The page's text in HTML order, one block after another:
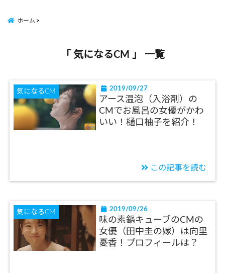
ホーム
「 気になるCM 」 一覧
気になるCM 2019/09/27
アース温泡（入浴剤）の
CMでお風呂の女優がかわ
いい！樋口柚子を紹介！
この記事を読む
気になるCM 2019/09/26
味の素鍋キューブのCMの
女優（田中圭の嫁）は向里
憂香！プロフィールは？